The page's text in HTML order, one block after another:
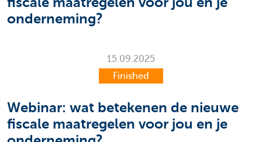
onderneming?
15.09.2025
Finished
Webinar: wat betekenen de nieuwe
fiscale maatregelen voor jou en je